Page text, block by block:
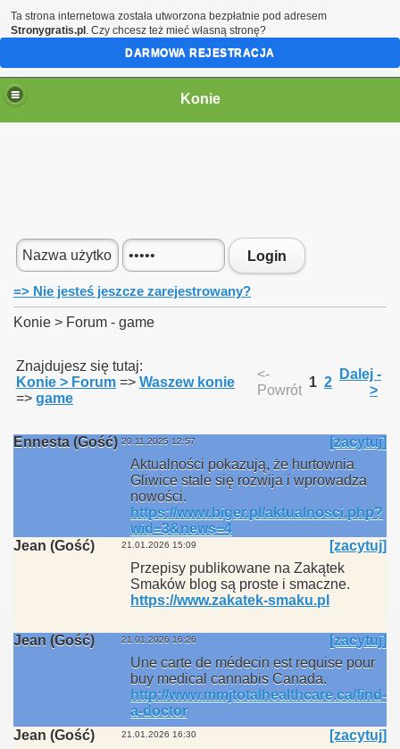
Konie
Login
=> Nie jesteś jeszcze zarejestrowany?
Konie > Forum - game
Znajdujesz się tutaj:
Konie > Forum => Waszew konie
=> game
<-
Powrót
1 2
Dalej -
>
Ennesta (Gość) 20.11.2025 12:57
[zacytuj]
Aktualności pokazują, że hurtownia
Gliwice stale się rozwija i wprowadza
nowości.
https://www.biger.pl/aktualnosci.php?
wid=3&news=4
Jean (Gość)
21.01.2026 15:09
[zacytuj]
Przepisy publikowane na Zakątek
Smaków blog są proste i smaczne.
https://www.zakatek-smaku.pl
Jean (Gość) 21.01.2026 16:26
[zacytuj]
Une carte de médecin est requise pour
buy medical cannabis Canada.
http://www.mmjtotalhealthcare.ca/find-
a-doctor
Jean (Gość)
21.01.2026 16:30
[zacytuj]
itp...
Ta strona internetowa została utworzona bezpłatnie pod adresem
Stronygratis.pl . Czy chcesz też mieć własną stronę?
DARMOWA REJESTRACJA